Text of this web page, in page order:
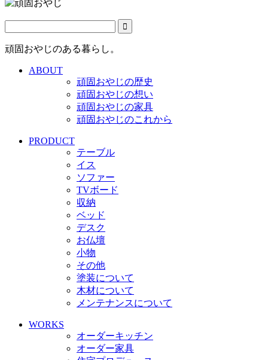
頑固おやじのある暮らし。
ABOUT
頑固おやじの歴史
頑固おやじの想い
頑固おやじの家具
頑固おやじのこれから
PRODUCT
テーブル
イス
ソファー
TVボード
収納
ベッド
デスク
お仏壇
小物
その他
塗装について
木材について
メンテナンスについて
WORKS
オーダーキッチン
オーダー家具